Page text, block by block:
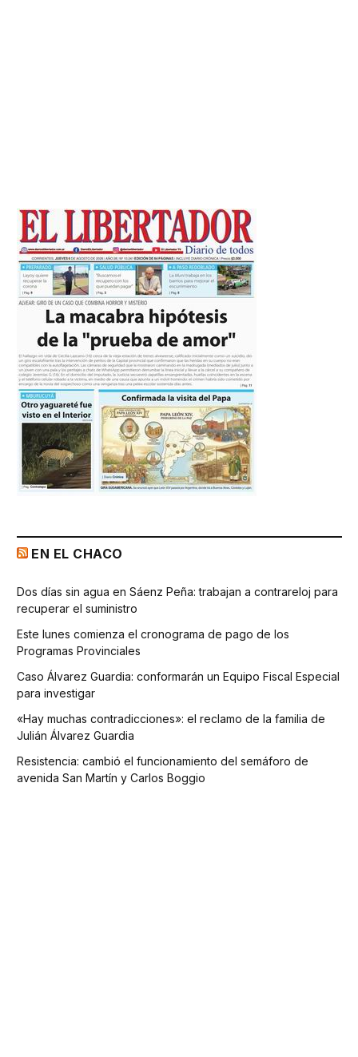
EN EL CHACO
Dos días sin agua en Sáenz Peña: trabajan a contrareloj para
recuperar el suministro
Este lunes comienza el cronograma de pago de los
Programas Provinciales
Caso Álvarez Guardia: conformarán un Equipo Fiscal Especial
para investigar
«Hay muchas contradicciones»: el reclamo de la familia de
Julián Álvarez Guardia
Resistencia: cambió el funcionamiento del semáforo de
avenida San Martín y Carlos Boggio